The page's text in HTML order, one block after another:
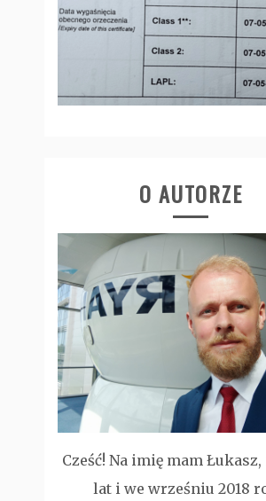
O AUTORZE
Cześć! Na imię mam Łukasz,
lat i we wrześniu 2018